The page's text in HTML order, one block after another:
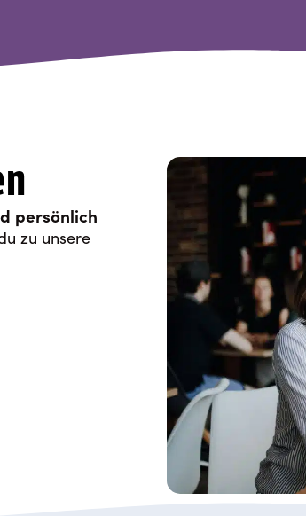
persönlich
zu unsere